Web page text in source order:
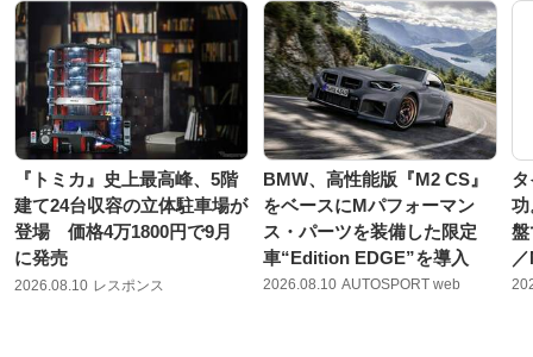
『トミカ』史上最高峰、5階
建て24台収容の立体駐車場が
登場 価格4万1800円で9月
に発売
2026.08.10 レスポンス
BMW、高性能版『M2 CS』
をベースにMパフォーマン
ス・パーツを装備した限定
車“Edition EDGE”を導入
2026.08.10 AUTOSPORT web
功
盤